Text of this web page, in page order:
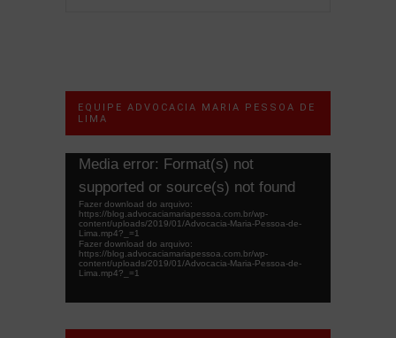
EQUIPE ADVOCACIA MARIA PESSOA DE
LIMA
Tocador
vídeo
Media error: Format(s) not
supported or source(s) not found
Fazer download do arquivo:
https://blog.advocaciamariapessoa.com.br/wp-
content/uploads/2019/01/Advocacia-Maria-Pessoa-de-
Lima.mp4?_=1
Fazer download do arquivo:
https://blog.advocaciamariapessoa.com.br/wp-
content/uploads/2019/01/Advocacia-Maria-Pessoa-de-
Lima.mp4?_=1